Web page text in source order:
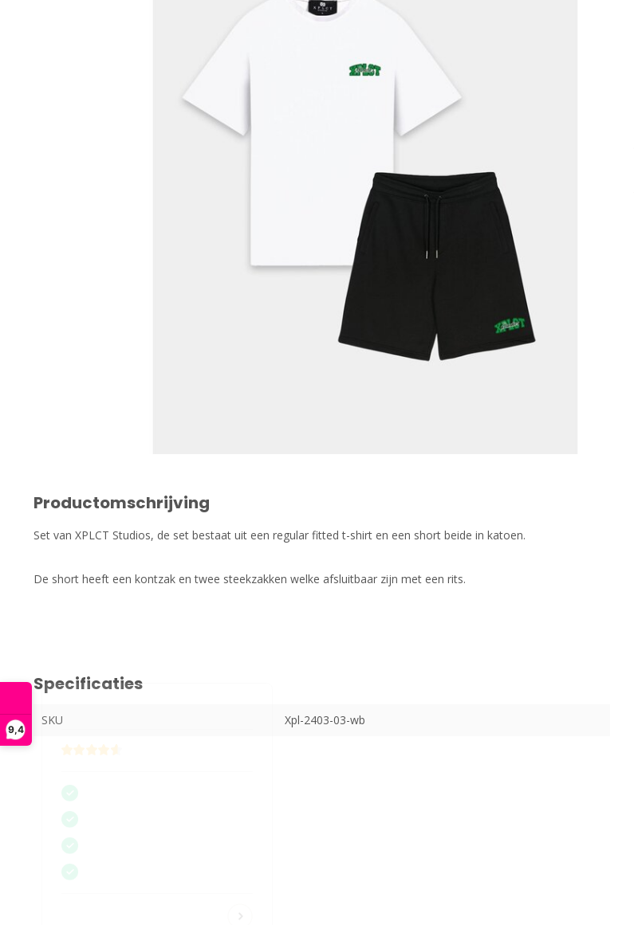
9,4
Productomschrijving
Set van XPLCT Studios, de set bestaat uit een regular fitted t-shirt en een short beide in katoen.
De short heeft een kontzak en twee steekzakken welke afsluitbaar zijn met een rits.
Specificaties
SKU Xpl-2403-03-wb